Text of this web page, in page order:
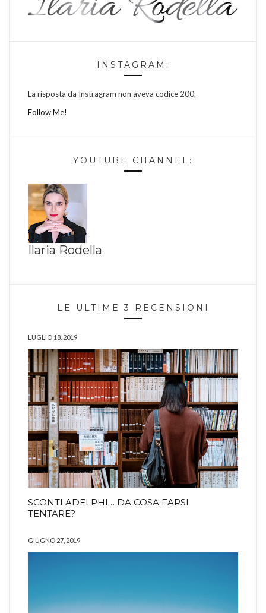
INSTAGRAM:
La risposta da Instragram non aveva codice 200.
Follow Me!
YOUTUBE CHANNEL:
Ilaria Rodella
LE ULTIME 3 RECENSIONI
LUGLIO 18, 2019
SCONTI ADELPHI… DA COSA FARSI
TENTARE?
GIUGNO 27, 2019